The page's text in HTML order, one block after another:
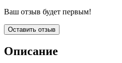
Ваш отзыв будет первым!
Оставить отзыв
Описание